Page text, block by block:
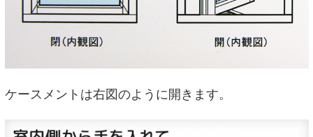
ケースメントは右図のように開きます。